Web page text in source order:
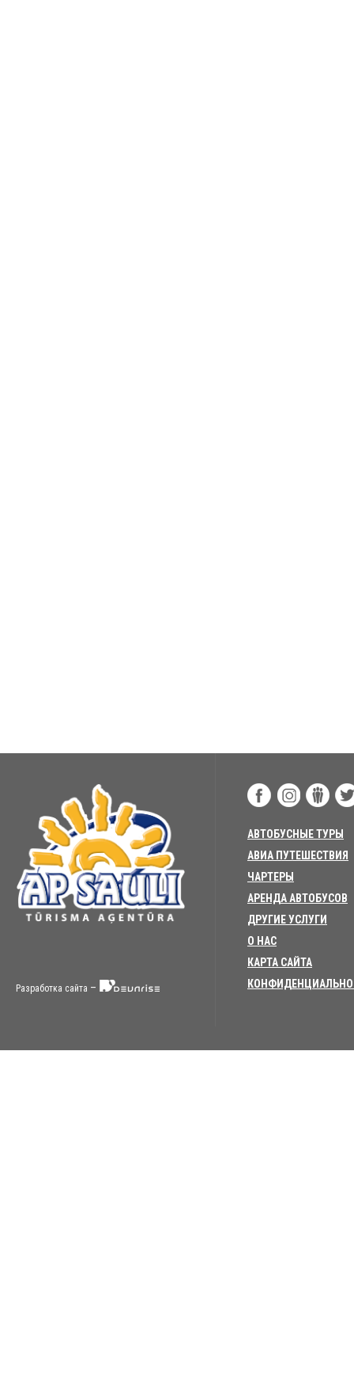
Разработка сайта –
АВТОБУСНЫЕ ТУРЫ
АВИА ПУТЕШЕСТВИЯ
ЧАРТЕРЫ
АРЕНДА АВТОБУСОВ
ДРУГИЕ УСЛУГИ
О НАС
КАРТА САЙТА